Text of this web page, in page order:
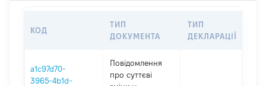
КОД
ТИП
ДОКУМЕНТА
ТИП
ДЕКЛАРАЦІЇ
a1c97d70-
3965-4b1d-
Повідомлення
про суттєві